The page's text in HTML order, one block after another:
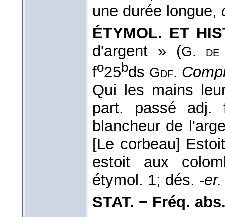
une durée longue,
ÉTYMOL. ET
d'argent » (G. de
fo25bds Gdf.
Qui les mains
part. passé
blancheur de
[Le corbeau]
estoit aux
étymol. 1; dés. -er.
STAT. − Fréq.